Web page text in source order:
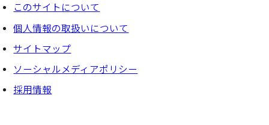
このサイトについて
個⼈情報の取扱いについて
サイトマップ
ソーシャルメディアポリシー
採⽤情報